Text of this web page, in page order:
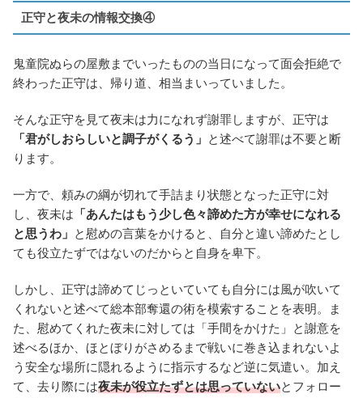
正守と夜未の情報交換④
鬼童院ぬらの屋敷までいったものの当日になって面会拒絶で
終わった正守は、帰り道、相当まいっていました。
そんな正守を見て夜未は力になれず謝罪しますが、正守は
「君がしおらしいと調子がくるう」 と述べて謝罪は不要と断
ります。
一方で、頼みの綱が切れて手詰まり状態となった正守に対
し、夜未は 「あんたはもう少し色々諦めた方が幸せになれる
と思うわ」 と慰めの言葉をかけると、自分と違い諦めたとし
ても役立たずではないのだからと自身を卑下。
しかし、正守は諦めてじっといていても自分には風が吹いて
くれないと述べて総本部奪還の術を模索することを表明。ま
た、慰めてくれた夜未に対しては「手間をかけた」と謝意を
述べるほか、ほとぼりがさめるまで戦いに巻き込まれないよ
う安全な場所に隠れるように指示するなど逆に気遣い。加え
て、去り際には夜未が役立たずとは思っていないとフォロー